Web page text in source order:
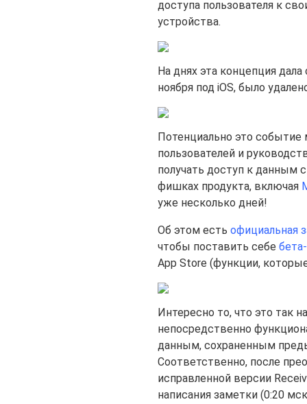
доступа пользователя к
устройства.
На днях эта концепция
ноября под iOS, было
Потенциально это
пользователей и
получать доступ к данным
фишках продукта, включая
уже несколько дней!
Об этом есть официальная
чтобы поставить себе
App Store (функции,
Интересно то, что это так
непосредственно
данным, сохраненным
Соответственно, после
исправленной версии
написания заметки (0:20